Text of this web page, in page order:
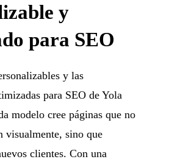
y
para SEO
y las
para SEO de Yola
modelo cree páginas que no
visualmente, sino que
clientes. Con una